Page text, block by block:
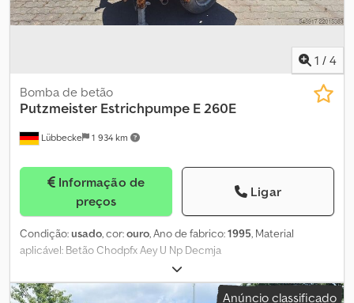
1 / 4
Lübbecke 1 934 km
Bomba de betão
Putzmeister Estrichpumpe E 260E
Informação de
preços
Ligar
Condição:usado, cor:ouro, Ano de fabrico:1995, Material
aplicável: Betão Chodpfx Aey U Np Decmja
Anúncio classificado